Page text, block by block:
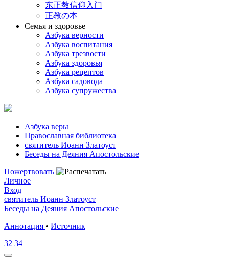
东正教信仰入门
正教の本
Семья и здоровье
Азбука верности
Азбука воспитания
Азбука трезвости
Азбука здоровья
Азбука рецептов
Азбука садовода
Азбука супружества
Азбука веры
Православная библиотека
святитель Иоанн Златоуст
Беседы на Деяния Апостольские
Пожертвовать
Личное
Вход
святитель Иоанн Златоуст
Беседы на Деяния Апостольские
Аннотация • Источник
32 34